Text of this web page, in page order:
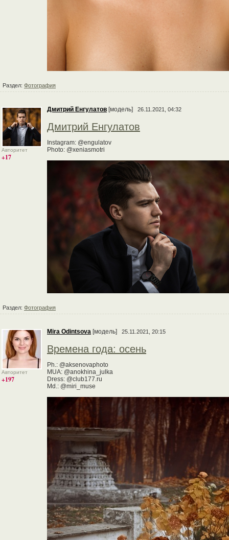
Раздел: Фотография
Авторитет
+17
Дмитрий Енгулатов [модель] 26.11.2021, 04:32
Дмитрий Енгулатов
Instagram: @engulatov
Photo: @xeniasmotri
Раздел: Фотография
Авторитет
+197
Mira Odintsova [модель] 25.11.2021, 20:15
Времена года: осень
Ph.: @aksenovaphoto
MUA: @anokhina_julka
Dress: @club177.ru
Md.: @miri_muse